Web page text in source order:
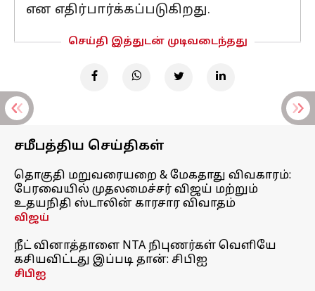
என எதிர்பார்க்கப்படுகிறது.
செய்தி இத்துடன் முடிவடைந்தது
சமீபத்திய செய்திகள்
தொகுதி மறுவரையறை & மேகதாது விவகாரம்:
பேரவையில் முதலமைச்சர் விஜய் மற்றும்
உதயநிதி ஸ்டாலின் காரசார விவாதம்
விஜய்
நீட் வினாத்தாளை NTA நிபுணர்கள் வெளியே
கசியவிட்டது இப்படி தான்: சிபிஐ
சிபிஐ